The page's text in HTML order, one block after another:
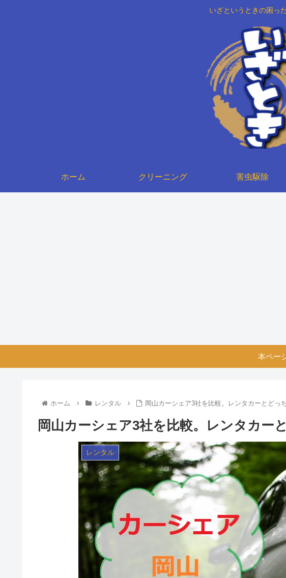
いざというときの困っ
ホーム クリーニング 害虫駆除
本ペー
ホーム レンタル 岡山カーシェア3社を比較。レンタカーとどっ
岡山カーシェア3社を比較。レンタカー
レンタル